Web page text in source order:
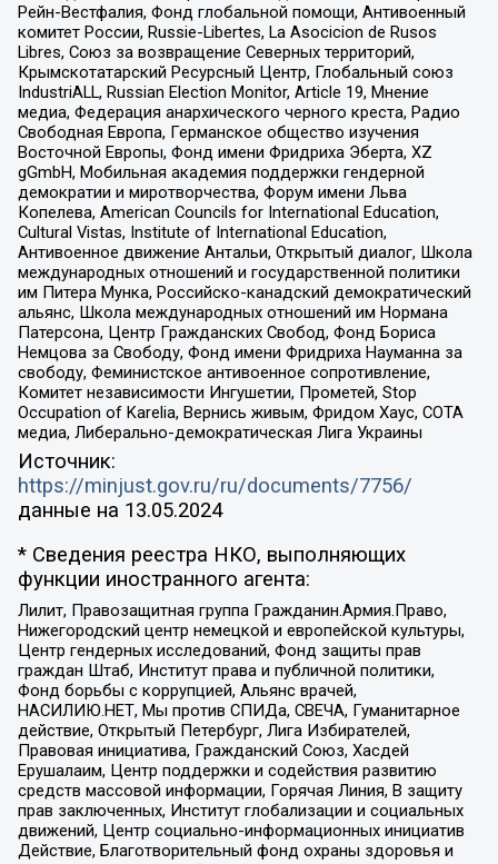
Рейн-Вестфалия, Фонд глобальной помощи, Антивоенный
комитет России, Russie-Libertes, La Asocicion de Rusos
Libres, Союз за возвращение Северных территорий,
Крымскотатарский Ресурсный Центр, Глобальный союз
IndustriALL, Russian Election Monitor, Article 19, Мнение
медиа, Федерация анархического черного креста, Радио
Свободная Европа, Германское общество изучения
Восточной Европы, Фонд имени Фридриха Эберта, XZ
gGmbH, Мобильная академия поддержки гендерной
демократии и миротворчества, Форум имени Льва
Копелева, American Councils for International Education,
Cultural Vistas, Institute of International Education,
Антивоенное движение Антальи, Открытый диалог, Школа
международных отношений и государственной политики
им Питера Мунка, Российско-канадский демократический
альянс, Школа международных отношений им Нормана
Патерсона, Центр Гражданских Свобод, Фонд Бориса
Немцова за Свободу, Фонд имени Фридриха Науманна за
свободу, Феминистское антивоенное сопротивление,
Комитет независимости Ингушетии, Прометей, Stop
Occupation of Karelia, Вернись живым, Фридом Хаус, СОТА
медиа, Либерально-демократическая Лига Украины
Источник:
https://minjust.gov.ru/ru/documents/7756/
данные на 13.05.2024
* Сведения реестра НКО, выполняющих
функции иностранного агента:
Лилит, Правозащитная группа Гражданин.Армия.Право,
Нижегородский центр немецкой и европейской культуры,
Центр гендерных исследований, Фонд защиты прав
граждан Штаб, Институт права и публичной политики,
Фонд борьбы с коррупцией, Альянс врачей,
НАСИЛИЮ.НЕТ, Мы против СПИДа, СВЕЧА, Гуманитарное
действие, Открытый Петербург, Лига Избирателей,
Правовая инициатива, Гражданский Союз, Хасдей
Ерушалаим, Центр поддержки и содействия развитию
средств массовой информации, Горячая Линия, В защиту
прав заключенных, Институт глобализации и социальных
движений, Центр социально-информационных инициатив
Действие, Благотворительный фонд охраны здоровья и